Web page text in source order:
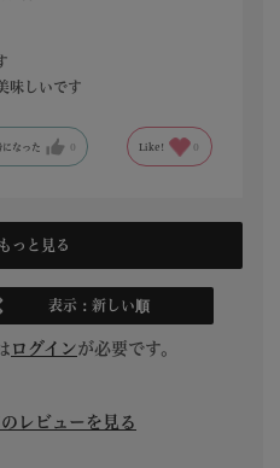
味しいです
になった 0 Like! 0
もっと見る
表示：新しい順
ログインが必要です。
レビューを見る